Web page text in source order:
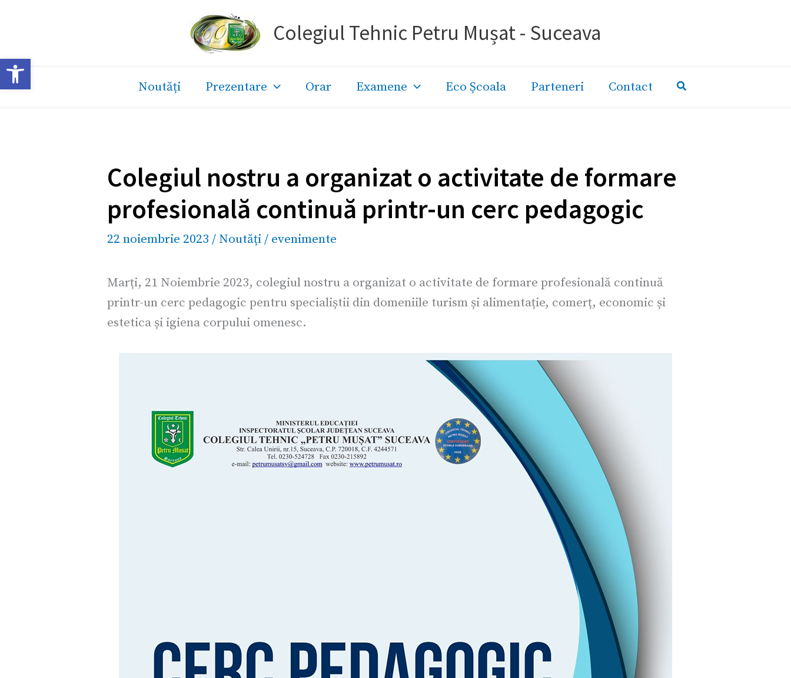
Deschide bara de unelte
Colegiul Tehnic Petru Mușat - Suceava
Noutăți Prezentare Orar Examene Eco Școala Parteneri Contact
Colegiul nostru a organizat o activitate de formare
profesională continuă printr-un cerc pedagogic
22 noiembrie 2023 / Noutăți/ evenimente
Marți, 21 Noiembrie 2023, colegiul nostru a organizat o activitate de formare profesională continuă
printr-un cerc pedagogic pentru specialiștii din domeniile turism și alimentație, comerț, economic și
estetica și igiena corpului omenesc.